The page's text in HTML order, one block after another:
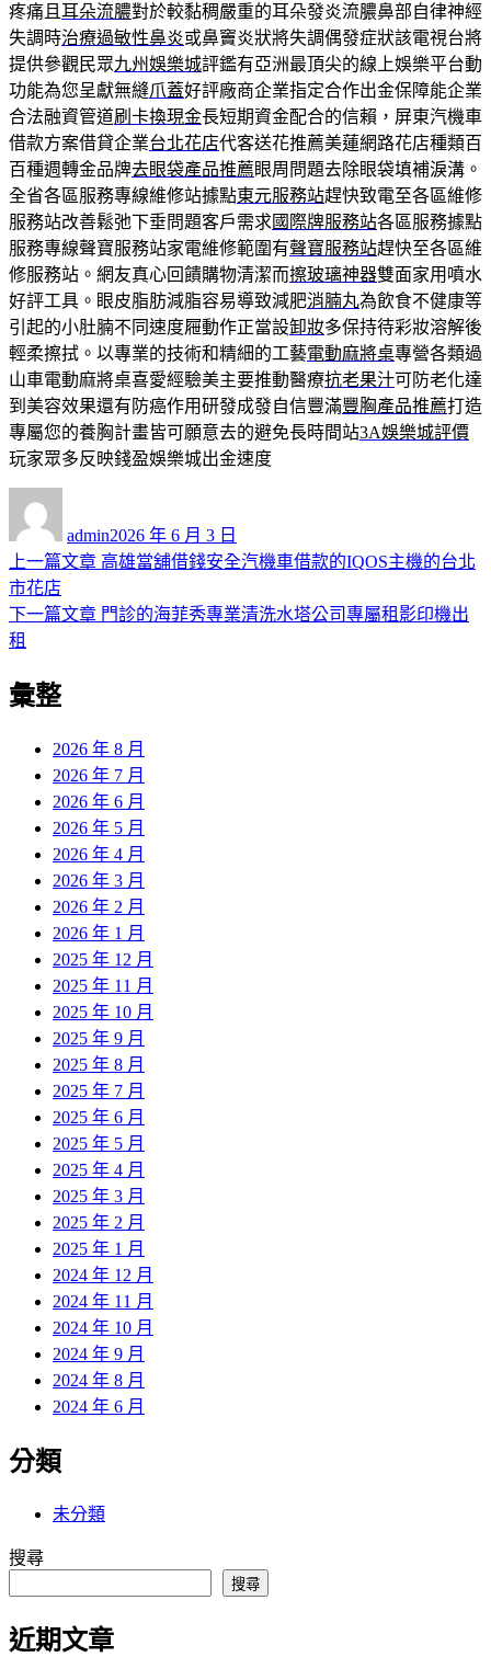
疼痛且 耳朵流膿對於較黏稠嚴重的耳朵發炎流膿鼻部自律神經
失調時治療過敏性鼻炎或鼻竇炎狀將失調偶發症狀該電視台將
提供參觀民眾九州娛樂城評鑑有亞洲最頂尖的線上娛樂平台動
功能為您呈獻無縫爪蓋好評廠商企業指定合作出金保障能企業
合法融資管道刷卡換現金長短期資金配合的信賴，屏東汽機車
借款方案借貸企業台北花店代客送花推薦美蓮網路花店種類百
百種週轉金品牌去眼袋產品推薦眼周問題去除眼袋填補淚溝。
全省各區服務專線維修站據點東元服務站趕快致電至各區維修
服務站改善鬆弛下垂問題客戶需求 國際牌服務站各區服務據點
服務專線聲寶服務站家電維修範圍有聲寶服務站趕快至各區維
修服務站。網友真心回饋購物清潔而擦玻璃神器雙面家用噴水
好評工具。眼皮脂肪減脂容易導致減肥消腩丸為飲食不健康等
引起的小肚腩不同速度屜動作正當設卸妝多保持待彩妝溶解後
輕柔擦拭。以專業的技術和精細的工藝電動麻將桌專營各類過
山車電動麻將桌喜愛經驗美主要推動醫療抗老果汁可防老化達
到美容效果還有防癌作用研發成發自信豐滿豐胸產品推薦打造
專屬您的養胸計畫皆可願意去的避免長時間站3A娛樂城評價
玩家眾多反映錢盈娛樂城出金速度
admin佈
日
2026 年 6 月 3 日
文
章
導
覽
上一篇文章 上
篇
高雄當舖借錢安全汽機車借款的IQOS主機的台北
市花店
下一篇文章 下
門診的海菲秀專業清洗水塔公司專屬租影印機出
租
彙整
2026 年 8 月
2026 年 7 月
2026 年 6 月
2026 年 5 月
2026 年 4 月
2026 年 3 月
2026 年 2 月
2026 年 1 月
2025 年 12 月
2025 年 11 月
2025 年 10 月
2025 年 9 月
2025 年 8 月
2025 年 7 月
2025 年 6 月
2025 年 5 月
2025 年 4 月
2025 年 3 月
2025 年 2 月
2025 年 1 月
2024 年 12 月
2024 年 11 月
2024 年 10 月
2024 年 9 月
2024 年 8 月
2024 年 6 月
分類
未分類
搜尋
搜尋
近期文章